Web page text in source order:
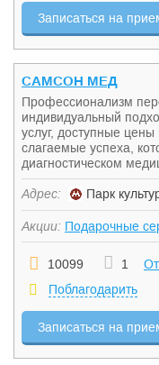
Записаться на
САМСОН МЕД
Профессионализм
индивидуальный
услуг, доступные
слагаемые успеха,
диагностическом
Адрес: Парк
Акции: Подарочные
10099 1
Поблагодарить
Записаться на